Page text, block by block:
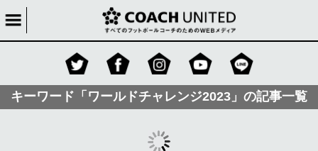
キーワード「ワールドチャレンジ2023」の記事一覧